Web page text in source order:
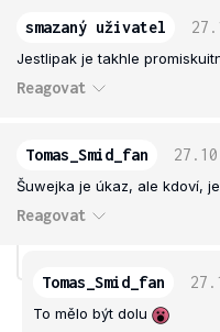
smazaný uživatel
Jestlipak je takhle
Reagovat
Tomas_Smid_fan
Šuwejka je úkaz, ale kdoví,
Reagovat
Tomas_Smid_fan
To mělo být dolu